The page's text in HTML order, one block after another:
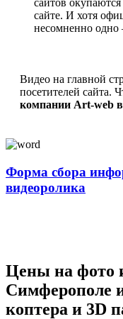
сайтов
сайте. И хотя
несомненно одно
Видео на главной
посетителей сайта.
компании Art-web в
Форма сбора
видеоролика
Цены на фото
Симферополе
коптера и 3D